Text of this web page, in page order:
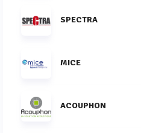
SPECTRA
MICE
ACOUPHON